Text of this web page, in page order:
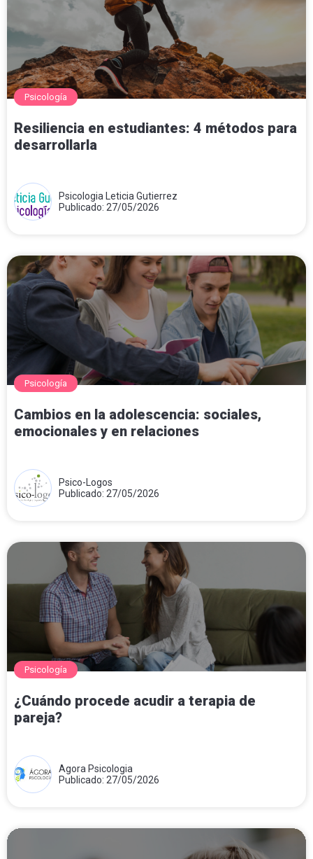
Psicología
Resiliencia en estudiantes: 4 métodos para
desarrollarla
Psicologia Leticia Gutierrez
Publicado: 27/05/2026
Psicología
Cambios en la adolescencia: sociales,
emocionales y en relaciones
Psico-Logos
Publicado: 27/05/2026
Psicología
¿Cuándo procede acudir a terapia de
pareja?
Agora Psicologia
Publicado: 27/05/2026